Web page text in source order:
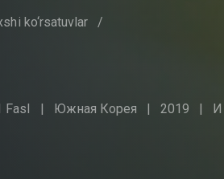
ko‘rsatuvlar /
Fasl Южная Корея 2019